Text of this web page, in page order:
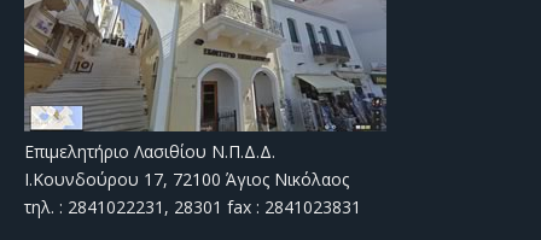
Επιμελητήριο Λασιθίου Ν.Π.Δ.Δ.
Ι.Κουνδούρου 17, 72100 Άγιος Νικόλαος
τηλ. : 2841022231, 28301 fax : 2841023831